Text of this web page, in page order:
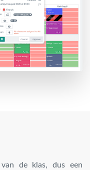
de klas, dus een